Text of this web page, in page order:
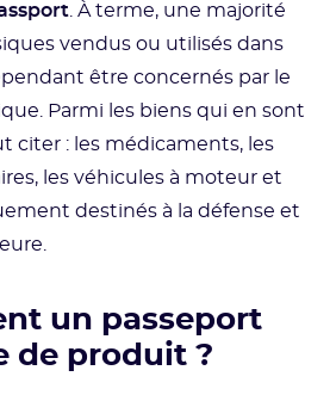
. À terme, une majorité
vendus ou utilisés dans
être concernés par le
Parmi les biens qui en sont
citer : les médicaments, les
les véhicules à moteur et
destinés à la défense et
un passeport
de produit ?